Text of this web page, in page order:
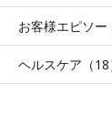
お客様エピソー
ヘルスケア（18